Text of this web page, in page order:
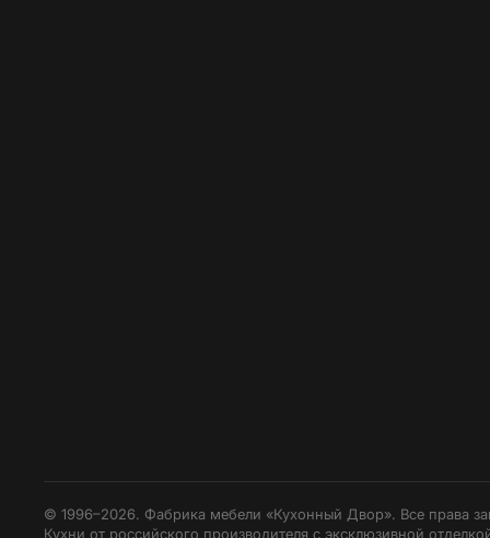
© 1996–2026. Фабрика мебели «Кухонный Двор». Все права
Кухни от российского производителя с эксклюзивной